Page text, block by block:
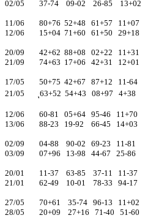
02/05 37-74 09-02 26-85 13+02
11/06 80+76 52+48 61+57 11+07
12/06 15+04 71+60 61+50 29+18
20/09 42+62 88+08 02+22 11+31
21/09 74+63 17+06 42+31 12+01
17/05 50+75 42+67 87+12 11-64
21/05 ุ63+52 54+43 08+97 4+38
12/06 60-81 05+64 95-46 11+70
13/06 88-23 19-92 66-45 14+03
02/09 04-88 90-02 69-23 11-81
03/09 07+96 13-98 44-67 25-86
20/01 11-37 63-85 37-11 11-37
21/01 62-49 10-01 78-33 94-17
27/05 70+61 35-74 96-13 11+02
28/05 20+09 27+16 71-40 51-60